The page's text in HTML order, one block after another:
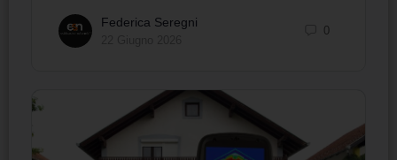
Federica Seregni
0